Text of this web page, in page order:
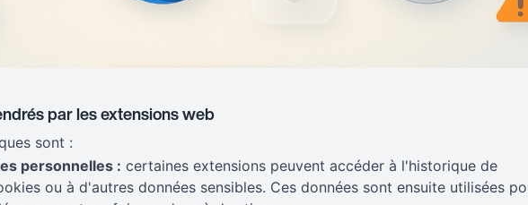
par les extensions web
sont :
personnelles : certaines extensions peuvent accéder à l'historique de
ou à d'autres données sensibles. Ces données sont ensuite utilisées